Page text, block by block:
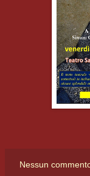
Nessun